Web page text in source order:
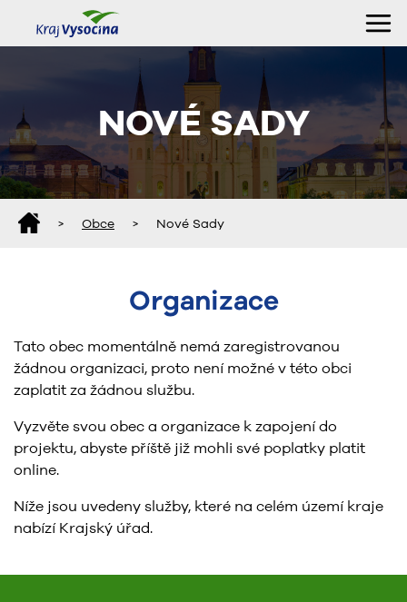
NOVÉ SADY
> Obce > Nové Sady
Organizace
Tato obec momentálně nemá zaregistrovanou
žádnou organizaci, proto není možné v této obci
zaplatit za žádnou službu.
Vyzvěte svou obec a organizace k zapojení do
projektu, abyste příště již mohli své poplatky platit
online.
Níže jsou uvedeny služby, které na celém území kraje
nabízí Krajský úřad.